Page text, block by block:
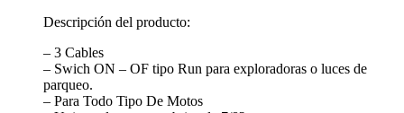
Descripción del producto:
– 3 Cables
– Swich ON – OF tipo Run para exploradoras o luces de
parqueo.
– Para Todo Tipo De Motos